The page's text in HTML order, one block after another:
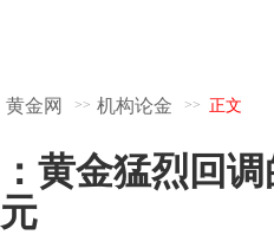
黄金网 >> 机构论金 >> 正文
：黄金猛烈回
元